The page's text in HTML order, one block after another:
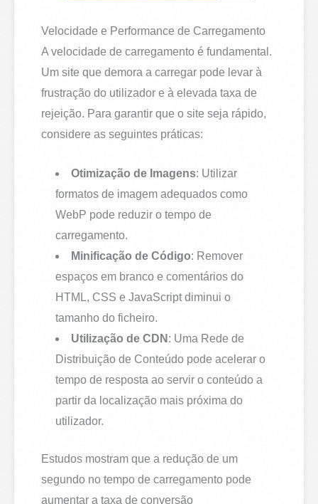
Velocidade e Performance de Carregamento
A velocidade de carregamento é fundamental.
Um site que demora a carregar pode levar à
frustração do utilizador e à elevada taxa de
rejeição. Para garantir que o site seja rápido,
considere as seguintes práticas:
Otimização de Imagens: Utilizar
formatos de imagem adequados como
WebP pode reduzir o tempo de
carregamento.
Minificação de Código: Remover
espaços em branco e comentários do
HTML, CSS e JavaScript diminui o
tamanho do ficheiro.
Utilização de CDN : Uma Rede de
Distribuição de Conteúdo pode acelerar o
tempo de resposta ao servir o conteúdo a
partir da localização mais próxima do
utilizador.
Estudos mostram que a redução de um
segundo no tempo de carregamento pode
aumentar a taxa de conversão